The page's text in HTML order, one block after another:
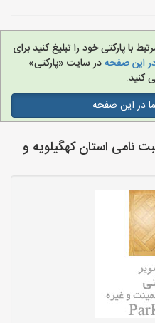
با پارکتی خود را تبلیغ کنید برای
این صفحهدر سایت «پارکتی»
کنید.
در این صفحه
نامی استان کهگیلویه و